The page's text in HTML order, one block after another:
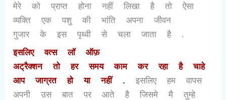
मेरे को प्राप्त होना नहीं लिखा है तो ऐसा
व्यक्ति एक पशु की भांति अपना जीवन
गुजार के इस पृथ्वी से चला जाता है.
इसलिए वत्स लॉ ऑफ़
अट्रैक्शन तो हर समय काम कर रहा है चाहे
आप जाग्रत हो या नहीं . इसलिए हम वापस
अपनी उस बात पर आते है जिसमे मै तुम्हे